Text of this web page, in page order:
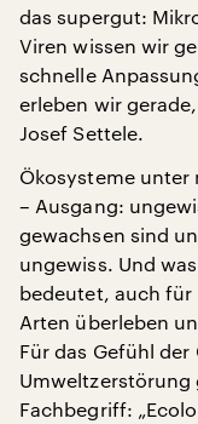
das supergut:
Viren wissen wir
schnelle
erleben wir
Josef Settele.
Ökosysteme unter
– Ausgang:
gewachsen sind
ungewiss. Und
bedeutet, auch
Arten überleben
Für das Gefühl
Umweltzerstörung
Fachbegriff: